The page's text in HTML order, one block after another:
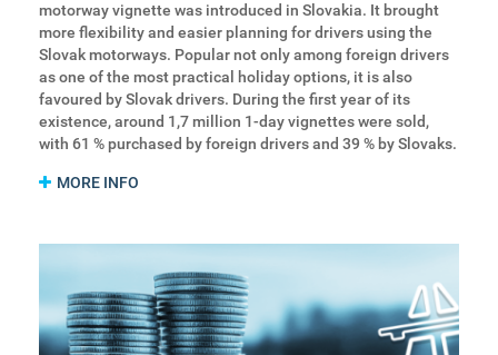
motorway vignette was introduced in Slovakia. It brought
more flexibility and easier planning for drivers using the
Slovak motorways. Popular not only among foreign drivers
as one of the most practical holiday options, it is also
favoured by Slovak drivers. During the first year of its
existence, around 1,7 million 1-day vignettes were sold,
with 61 % purchased by foreign drivers and 39 % by Slovaks.
MORE INFO